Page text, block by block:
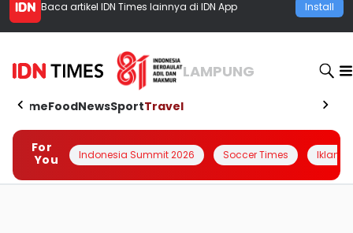
Baca artikel IDN Times lainnya di IDN App Install
LAMPUNG
HomeFoodNewsSportTravel
For
You
Indonesia Summit 2026 Soccer Times Iklanin